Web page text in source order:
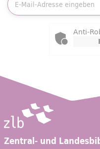
Friendly Captcha
Anti-
Zentral- und